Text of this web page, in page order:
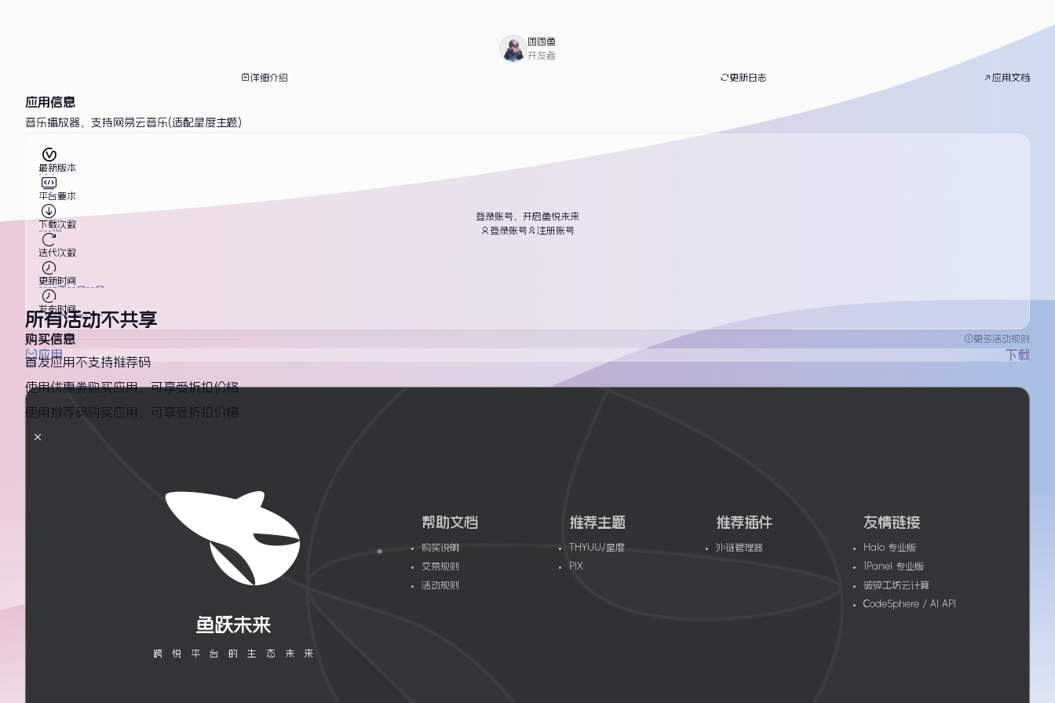
登录账号，开启鱼悦未来
登录账号
注册账号
困困鱼
开发者
详细介绍 更新日志 应用文档
应用信息
音乐播放器，支持网易云音乐(适配星度主题)
最新版本
1.2.1
平台要求
下载次数
533次
迭代次数
更新时间
2025年03月29日
发布时间
2025年01月22日
购买信息 更多活动规则
应用 下载
所有活动不共享
首发应用不支持推荐码
使用优惠劵购买应用，可享受折扣价格
使用推荐码购买应用，可享受折扣价格
鱼跃未来
跨悦平台的生态未来
帮助文档
购买说明
交易规则
活动规则
推荐主题
THYUU/星度
PIX
推荐插件
外链管理器
友情链接
Halo 专业版
1Panel 专业版
破碎工坊云计算
CodeSphere / AI API